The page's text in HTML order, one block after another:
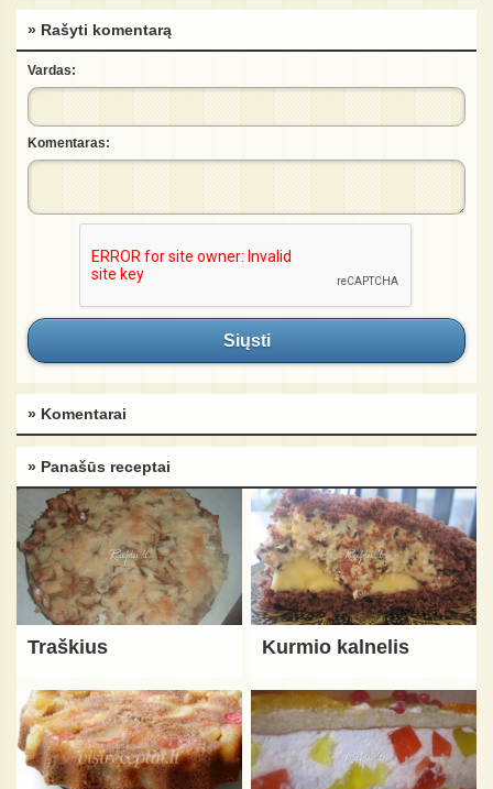
» Rašyti komentarą
Vardas:
Komentaras:
Siųsti
» Komentarai
» Panašūs receptai
Traškius Kurmio kalnelis